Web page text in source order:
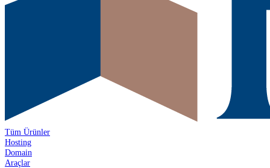
Tüm Ürünler
Hosting
Domain
Araçlar